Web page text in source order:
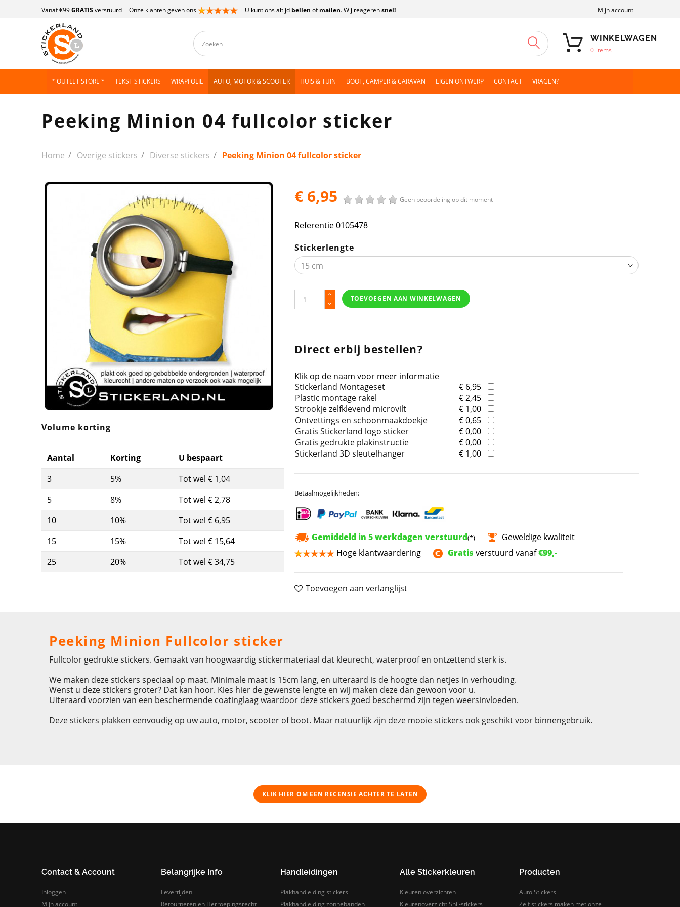
Vanaf €99GRATIS verstuurd Onze klanten geven ons U kunt ons altijd bellen ofmailen. Wij reagerensnel! Mijn account
ZOEKEN WINKELWAGEN
0 items
* OUTLET STORE * TEKST STICKERS WRAPFOLIE AUTO, MOTOR & SCOOTER HUIS & TUIN BOOT, CAMPER & CARAVAN EIGEN ONTWERP CONTACT VRAGEN?
Peeking Minion 04 fullcolor sticker
Home Overige stickers Diverse stickers Peeking Minion 04 fullcolor sticker
Volume korting
Aantal Korting
U bespaart
3
5%
Tot wel € 1,04
5
8%
Tot wel € 2,78
10
10%
Tot wel € 6,95
15
15%
Tot wel € 15,64
25
20% Tot wel € 34,75
€ 6,95 Geen beoordeling op dit moment
Referentie0105478
Stickerlengte
TOEVOEGEN AAN WINKELWAGEN
Direct erbij bestellen?
Klik op de naam voor meer informatie
Stickerland Montageset
€ 6,95
Plastic montage rakel
€ 2,45
Strookje zelfklevend microvilt
€ 1,00
Ontvettings en schoonmaakdoekje
€ 0,65
Gratis Stickerland logo sticker
€ 0,00
Gratis gedrukte plakinstructie
€ 0,00
Stickerland 3D sleutelhanger
€ 1,00
Betaalmogelijkheden:
Gemiddeld in 5 werkdagen verstuurd(*)
Geweldige kwaliteit
Hoge klantwaardering
Gratis verstuurd vanaf€99,-
Toevoegen aan verlanglijst
Peeking Minion Fullcolor sticker
Fullcolor gedrukte stickers. Gemaakt van hoogwaardig stickermateriaal dat kleurecht, waterproof en ontzettend sterk is.
We maken deze stickers speciaal op maat. Minimale maat is 15cm lang, en uiteraard is de hoogte dan netjes in verhouding.
Wenst u deze stickers groter? Dat kan hoor. Kies hier de gewenste lengte en wij maken deze dan gewoon voor u.
Uiteraard voorzien van een beschermende coatinglaag waardoor deze stickers goed beschermd zijn tegen weersinvloeden.
Deze stickers plakken eenvoudig op uw auto, motor, scooter of boot. Maar natuurlijk zijn deze mooie stickers ook geschikt voor binnengebruik.
KLIK HIER OM EEN ​​RECENSIE ACHTER TE LATEN
Contact & Account
Inloggen
Mijn account
Belangrijke Info
Levertijden
Retourneren en Herroepingsrecht
Handleidingen
Plakhandleiding stickers
Plakhandleiding zonnebanden
Alle Stickerkleuren
Kleuren overzichten
Kleurenoverzicht Snij-stickers
Producten
Auto Stickers
Zelf stickers maken met onze